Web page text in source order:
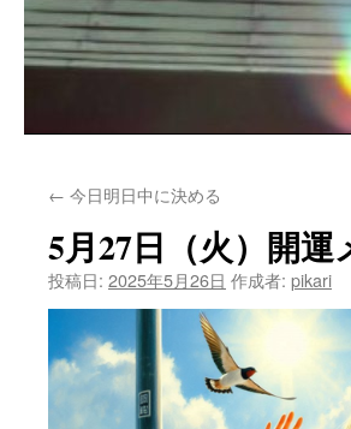
ン
テ
ン
← 今日明日中に決める
5月27日（火）開運
投稿日: 2025年5月26日 作成者: pikari